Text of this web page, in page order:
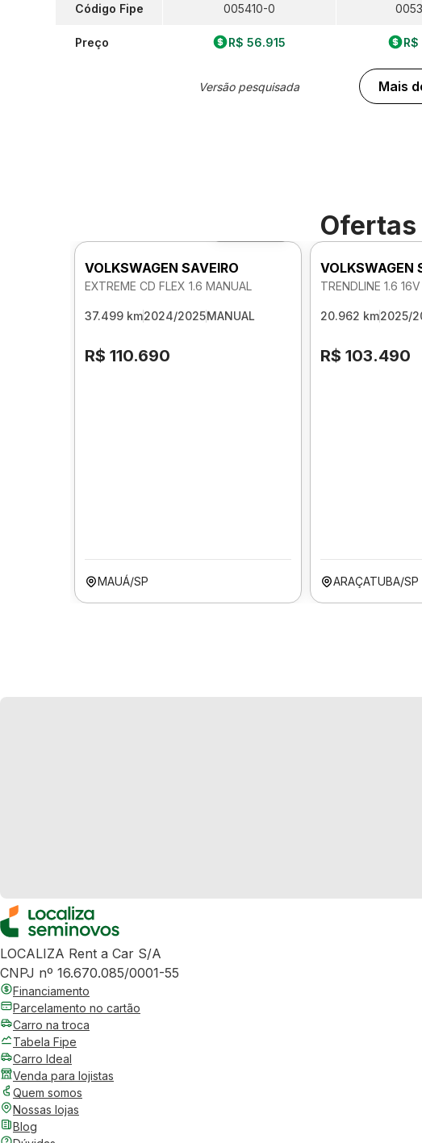
Código Fipe
Preço
005410-0
R$ 56.915
Versão pesquisada
R$
Mais
VOLKSWAGEN SAVEIRO
EXTREME CD FLEX 1.6 MANUAL
37.499 km2024/2025MANUAL
R$ 110.690
MAUÁ/SP
VOLKSWAGEN
TRENDLINE 1.6
20.962 km2025/
R$ 103.490
ARAÇATUBA/SP
LOCALIZA Rent a Car S/A
CNPJ nº 16.670.085/0001-55
Financiamento
Parcelamento no cartão
Carro na troca
Tabela Fipe
Carro Ideal
Venda para lojistas
Quem somos
Nossas lojas
Blog